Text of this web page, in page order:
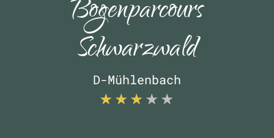
Bogenparcours
Schwarzwald
D-Mühlenbach